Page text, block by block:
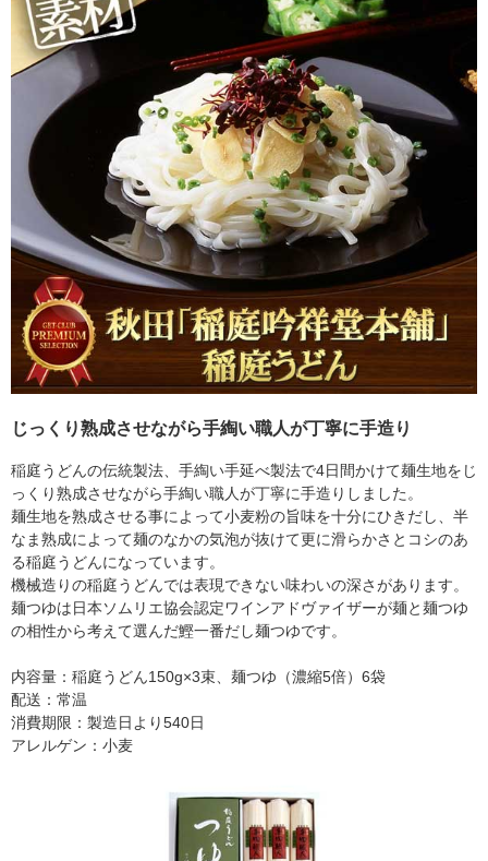
じっくり熟成させながら手綯い職人が丁寧に手造り
稲庭うどんの伝統製法、手綯い手延べ製法で4日間かけて麺生地をじ
っくり熟成させながら手綯い職人が丁寧に手造りしました。
麺生地を熟成させる事によって小麦粉の旨味を十分にひきだし、半
なま熟成によって麺のなかの気泡が抜けて更に滑らかさとコシのあ
る稲庭うどんになっています。
機械造りの稲庭うどんでは表現できない味わいの深さがあります。
麺つゆは日本ソムリエ協会認定ワインアドヴァイザーが麺と麺つゆ
の相性から考えて選んだ鰹一番だし麺つゆです。
内容量：稲庭うどん150g×3束、麺つゆ（濃縮5倍）6袋
配送：常温
消費期限：製造日より540日
アレルゲン：小麦